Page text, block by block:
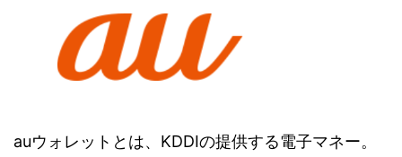
auウォレットとは、KDDIの提供する電子マネー。